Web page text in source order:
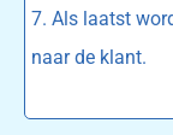
7. Als laatst
naar de klant.